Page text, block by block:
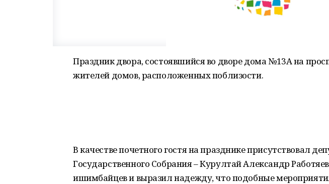
Праздник двора, состоявшийся во дворе дома №13А на
жителей домов, расположенных поблизости.
В качестве почетного гостя на празднике присутствовал
Государственного Собрания – Курултай Александр
ишимбайцев и выразил надежду, что подобные